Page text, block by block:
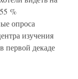
%
опроса
изучения
первой декаде